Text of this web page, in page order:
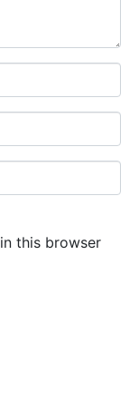
this browser